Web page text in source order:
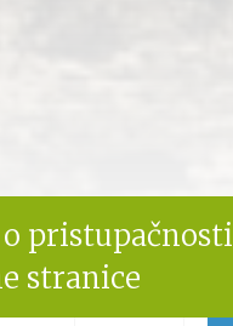
pristupačnosti
stranice